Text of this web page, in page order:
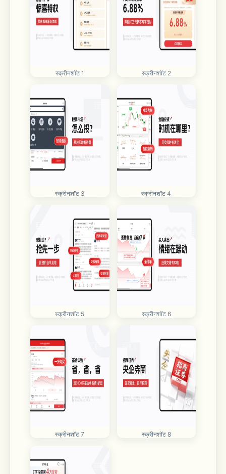
स्क्रीनशॉट 1 स्क्रीनशॉट 2
स्क्रीनशॉट 3 स्क्रीनशॉट 4
स्क्रीनशॉट 5 स्क्रीनशॉट 6
स्क्रीनशॉट 7 स्क्रीनशॉट 8